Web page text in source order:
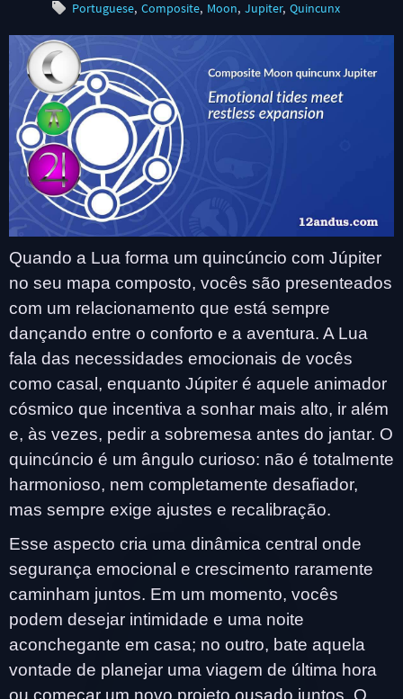
Portuguese Composite Moon Jupiter Quincunx
Quando a Lua forma um quincúncio com Júpiter
no seu mapa composto, vocês são presenteados
com um relacionamento que está sempre
dançando entre o conforto e a aventura. A Lua
fala das necessidades emocionais de vocês
como casal, enquanto Júpiter é aquele animador
cósmico que incentiva a sonhar mais alto, ir além
e, às vezes, pedir a sobremesa antes do jantar. O
quincúncio é um ângulo curioso: não é totalmente
harmonioso, nem completamente desafiador,
mas sempre exige ajustes e recalibração.
Esse aspecto cria uma dinâmica central onde
segurança emocional e crescimento raramente
caminham juntos. Em um momento, vocês
podem desejar intimidade e uma noite
aconchegante em casa; no outro, bate aquela
vontade de planejar uma viagem de última hora
ou começar um novo projeto ousado juntos. O